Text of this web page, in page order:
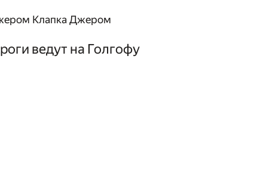
Клапка Джером
ведут на Голгофу